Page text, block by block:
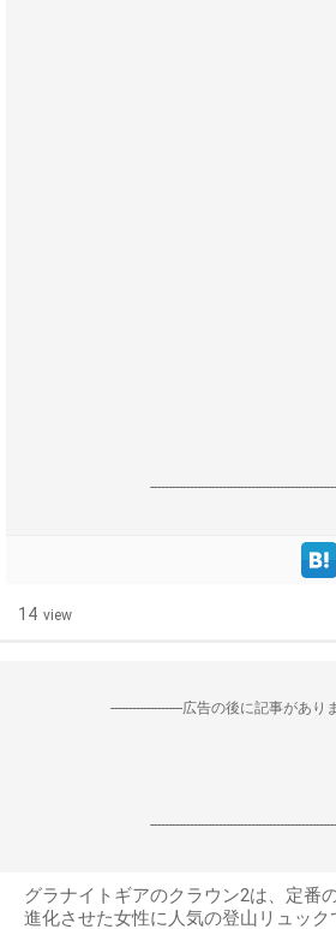
14 view
--------------------広告の後に記事がありま
グラナイトギアのクラウン2は、定番
進化させた女性に人気の登山リュッ